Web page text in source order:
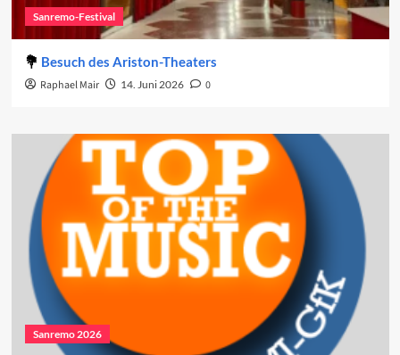
Sanremo-Festival
Besuch des Ariston-Theaters
Raphael Mair 14. Juni 2026 0
Sanremo 2026